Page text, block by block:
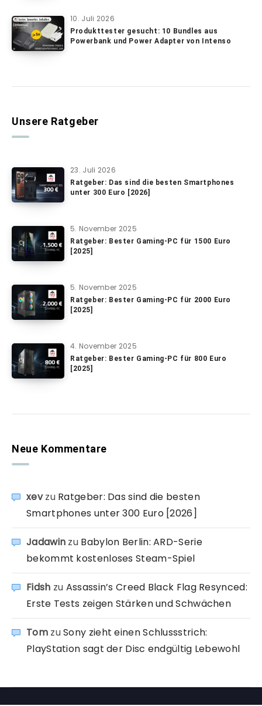
10. Juli 2026
Produkttester gesucht: 10 Bundles aus
Powerbank und Power Adapter von Intenso
Unsere Ratgeber
23. Juli 2026
Ratgeber: Das sind die besten Smartphones
unter 300 Euro [2026]
5. November 2025
Ratgeber: Bester Gaming-PC für 1500 Euro
[2025]
5. November 2025
Ratgeber: Bester Gaming-PC für 2000 Euro
[2025]
4. November 2025
Ratgeber: Bester Gaming-PC für 800 Euro
[2025]
Neue Kommentare
xevzu Ratgeber: Das sind die besten
Smartphones unter 300 Euro [2026]
Jadawin zu Babylon Berlin: ARD-Serie
bekommt kostenloses Steam-Spiel
Fidsh zu Assassin’s Creed Black Flag Resynced:
Erste Tests zeigen Stärken und Schwächen
TomzuSony zieht einen Schlussstrich:
PlayStation sagt der Disc endgültig Lebewohl